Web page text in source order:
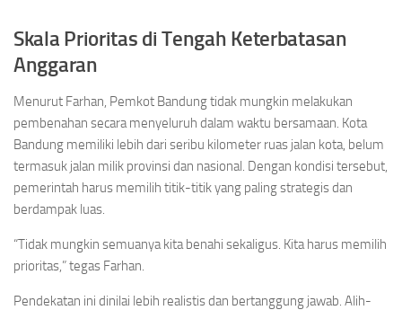
Skala Prioritas di Tengah Keterbatasan
Anggaran
Menurut Farhan, Pemkot Bandung tidak mungkin melakukan
pembenahan secara menyeluruh dalam waktu bersamaan. Kota
Bandung memiliki lebih dari seribu kilometer ruas jalan kota, belum
termasuk jalan milik provinsi dan nasional. Dengan kondisi tersebut,
pemerintah harus memilih titik-titik yang paling strategis dan
berdampak luas.
“Tidak mungkin semuanya kita benahi sekaligus. Kita harus memilih
prioritas,” tegas Farhan.
Pendekatan ini dinilai lebih realistis dan bertanggung jawab. Alih-